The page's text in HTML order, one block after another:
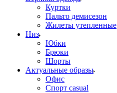
Куртки
Пальто демисезон
Жилеты утепленные
Низ
Юбки
Брюки
Шорты
Актуальные образы
Офис
Спорт casual